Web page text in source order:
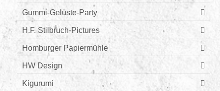
Gummi-Gelüste-Party
H.F. Stilbruch-Pictures
Homburger Papiermühle
HW Design
Kigurumi